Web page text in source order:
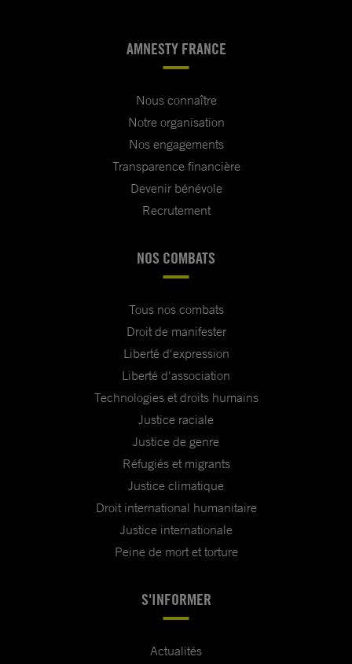
AMNESTY FRANCE
Nous connaître
Notre organisation
Nos engagements
Transparence financière
Devenir bénévole
Recrutement
NOS COMBATS
Tous nos combats
Droit de manifester
Liberté d'expression
Liberté d'association
Technologies et droits humains
Justice raciale
Justice de genre
Réfugiés et migrants
Justice climatique
Droit international humanitaire
Justice internationale
Peine de mort et torture
S'INFORMER
Actualités